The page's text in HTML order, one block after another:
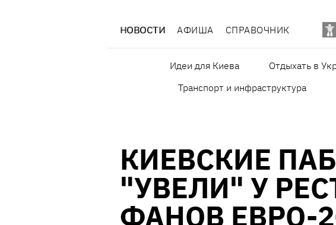
НОВОСТИ АФИША СПРАВОЧНИК
Идеи для Киева Отдыхать в
Транспорт и инфраструктура
КИЕВСКИЕ
"УВЕЛИ" У
ФАНОВ ЕВРО-